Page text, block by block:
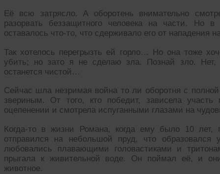
Её всю затрясло. А оборотень внимательно
разорвать беззащитного человека на части. Но в
оставалось что-то, что сдерживало его от нападения
Так хотелось перегрызть ей горло… Но она тоже
убить; но зато я не сделаю зла. Познай зло.
останется чистой…
Сейчас шла незримая война то ли оборотня с
звериным. От того, кто победит, зависела
оцепенении и смотрела испуганными глазами на
Когда-то в жизни Романа, когда ему было 10
отправился на небольшой пруд, что
любовались плавающими головастиками и
прыгала к живительной воде. Он поймал её, и
животное.